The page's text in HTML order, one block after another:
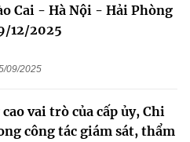
Cai - Hà Nội - Hải Phòng
12/2025
09/2025
vai trò của cấp ủy, Chi
công tác giám sát, thẩm